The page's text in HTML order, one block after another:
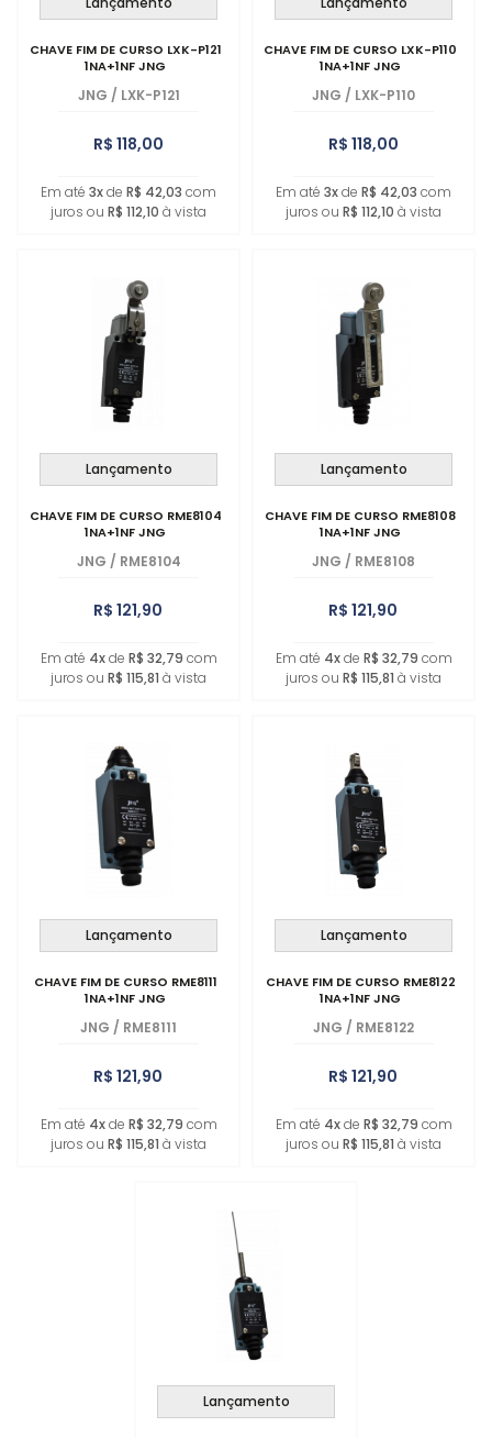
CHAVE FIM DE CURSO LXK-P121
1NA+1NF JNG
JNG / LXK-P121
R$ 118,00
Em até 3xde R$ 42,03 com
juros ou R$ 112,10 à vista
CHAVE FIM DE CURSO LXK-P110
1NA+1NF JNG
JNG / LXK-P110
R$ 118,00
Em até 3xde R$ 42,03 com
juros ou R$ 112,10 à vista
Lançamento
CHAVE FIM DE CURSO RME8104
1NA+1NF JNG
JNG / RME8104
R$ 121,90
Em até 4xde R$ 32,79 com
juros ou R$ 115,81 à vista
Lançamento
CHAVE FIM DE CURSO RME8108
1NA+1NF JNG
JNG / RME8108
R$ 121,90
Em até 4xde R$ 32,79 com
juros ou R$ 115,81 à vista
Lançamento
CHAVE FIM DE CURSO RME8111
1NA+1NF JNG
JNG / RME8111
R$ 121,90
Em até 4xde R$ 32,79 com
juros ou R$ 115,81 à vista
Lançamento
CHAVE FIM DE CURSO RME8122
1NA+1NF JNG
JNG / RME8122
R$ 121,90
Em até 4xde R$ 32,79 com
juros ou R$ 115,81 à vista
Lançamento